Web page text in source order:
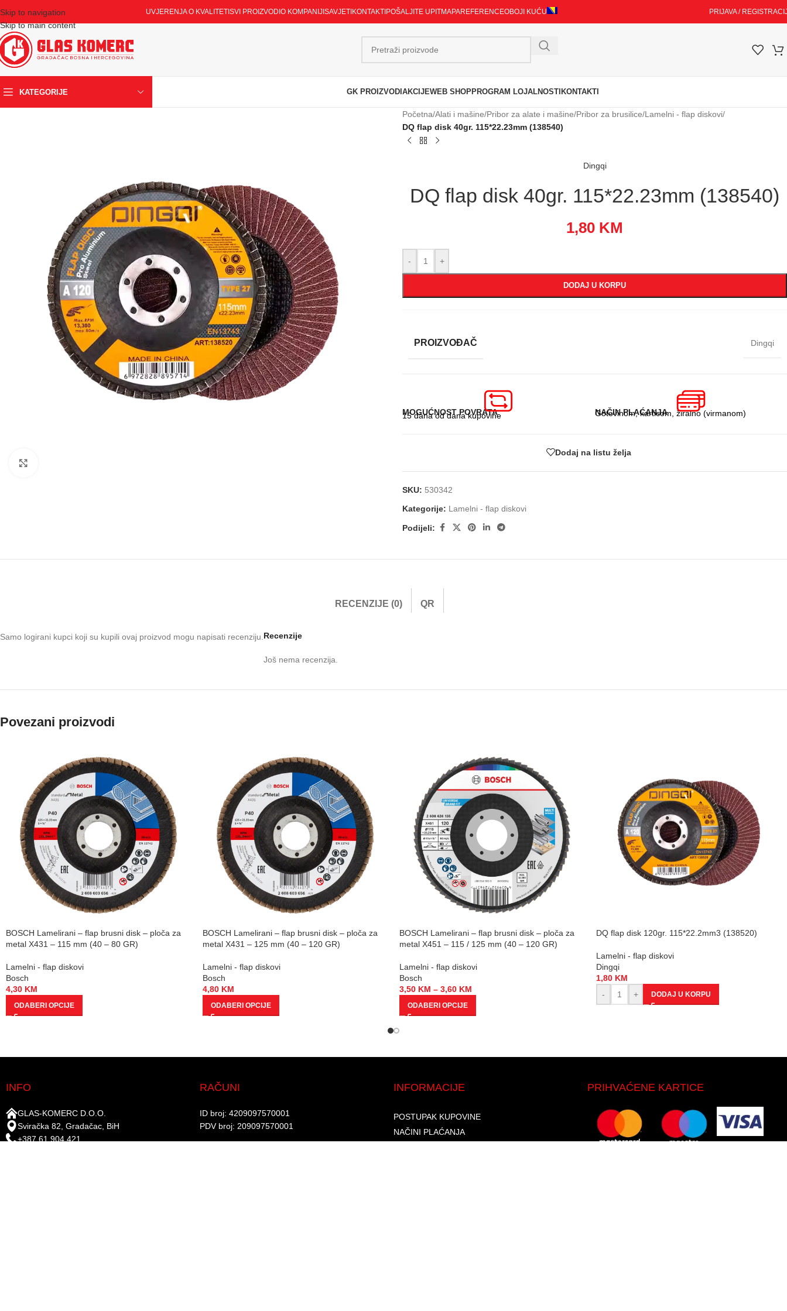
Skip to navigation
Skip to main content
UVJERENJA O KVALITETI SVI PROIZVODI O KOMPANIJI SAVJETI KONTAKTI POŠALJITE UPITMAPAREFERENCEOBOJI KUĆU PRIJAVA /
KATEGORIJE GK PROIZVODI AKCIJEWEB SHOPPROGRAM LOJALNOSTI KONTAKTI
Početna/Alati i mašine/Pribor za alate i mašine/Pribor za brusilice/Lamelni - flap diskovi/
DQ flap disk 40gr. 115*22.23mm (138540)
Dingqi
DQ flap disk 40gr. 115*22.23mm (138540)
1,80 KM
- +
DODAJ U KORPU
PROIZVOĐAČ Dingqi
MOGUĆNOST POVRATA
15 dana od dana kupovine NAČIN PLAĆANJA
Gotovinom, karticom, žiralno (virmanom)
Dodaj na listu želja
SKU: 530342
Kategorije: Lamelni - flap diskovi
Podijeli:
RECENZIJE (0) QR
Recenzije
Još nema recenzija.
Samo logirani kupci koji su kupili ovaj proizvod mogu napisati recenziju.
Povezani proizvodi
BOSCH Lamelirani – flap brusni disk – ploča za
metal X431 – 115 mm (40 – 80 GR)
Lamelni - flap diskovi
Bosch
4,30 KM
ODABERI OPCIJE
BOSCH Lamelirani – flap brusni disk – ploča za
metal X431 – 125 mm (40 – 120 GR)
Lamelni - flap diskovi
Bosch
4,80 KM
ODABERI OPCIJE
BOSCH Lamelirani – flap brusni disk – ploča za
metal X451 – 115 / 125 mm (40 – 120 GR)
Lamelni - flap diskovi
Bosch
3,50 KM – 3,60 KM
ODABERI OPCIJE
DQ flap disk 120gr. 115*22.2mm3 (138520)
Lamelni - flap diskovi
Dingqi
1,80 KM
-
+ DODAJ U KORPU
INFO
GLAS-KOMERC D.O.O.
Sviračka 82, Gradačac, BiH
+387 61 904 421
RAČUNI
ID broj: 4209097570001​
PDV broj: 209097570001 ​
INFORMACIJE
POSTUPAK KUPOVINE
NAČINI PLAĆANJA
PRIHVAĆENE KARTICE